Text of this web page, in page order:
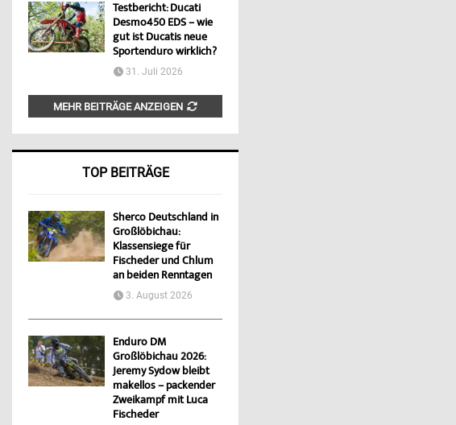
Testbericht: Ducati
Desmo450 EDS – wie
gut ist Ducatis neue
Sportenduro wirklich?
31. Juli 2026
MEHR BEITRÄGE ANZEIGEN
TOP BEITRÄGE
Sherco Deutschland in
Großlöbichau:
Klassensiege für
Fischeder und Chlum
an beiden Renntagen
3. August 2026
Enduro DM
Großlöbichau 2026:
Jeremy Sydow bleibt
makellos – packender
Zweikampf mit Luca
Fischeder